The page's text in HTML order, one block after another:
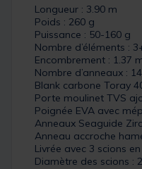
Longueur : 3.90 m
Poids : 260 g
Puissance : 50-160 g
Nombre d’éléments :
Encombrement : 1.37
Nombre d’anneaux : 14
Blank carbone Toray
Porte moulinet TVS
Poignée EVA avec
Anneaux Seaguide
Anneau accroche
Livrée avec 3 scions
Diamètre des scions :